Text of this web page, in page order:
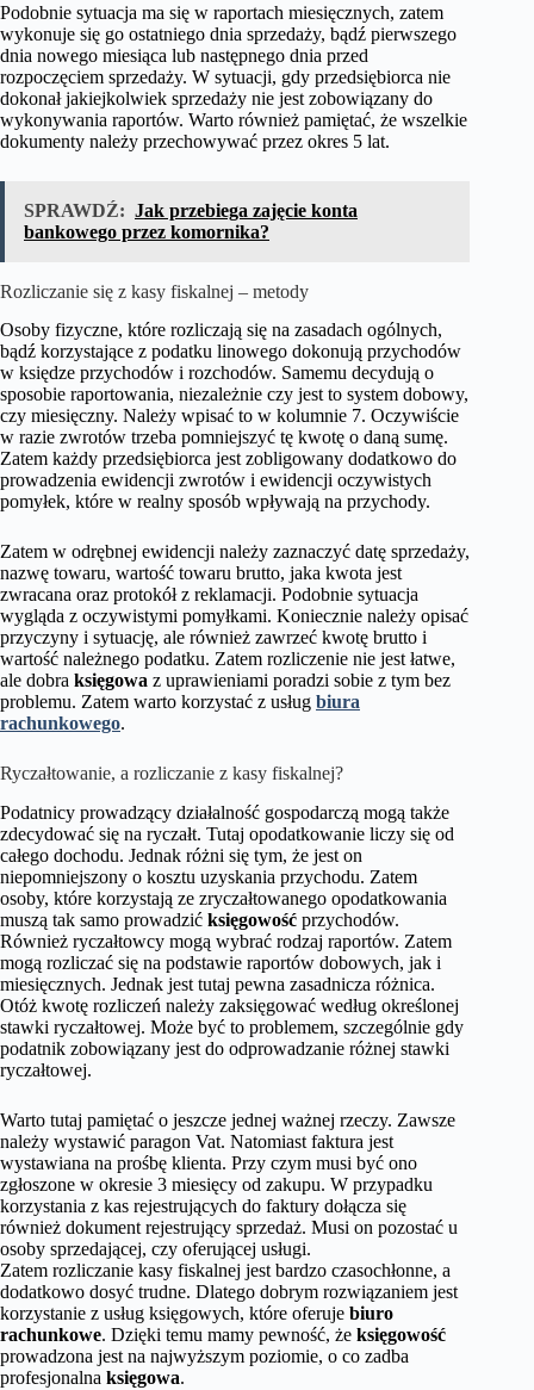
Podobnie sytuacja ma się w raportach miesięcznych, zatem
wykonuje się go ostatniego dnia sprzedaży, bądź pierwszego
dnia nowego miesiąca lub następnego dnia przed
rozpoczęciem sprzedaży. W sytuacji, gdy przedsiębiorca nie
dokonał jakiejkolwiek sprzedaży nie jest zobowiązany do
wykonywania raportów. Warto również pamiętać, że wszelkie
dokumenty należy przechowywać przez okres 5 lat.
SPRAWDŹ: Jak przebiega zajęcie konta
bankowego przez komornika?
Rozliczanie się z kasy fiskalnej – metody
Osoby fizyczne, które rozliczają się na zasadach ogólnych,
bądź korzystające z podatku linowego dokonują przychodów
w księdze przychodów i rozchodów. Samemu decydują o
sposobie raportowania, niezależnie czy jest to system dobowy,
czy miesięczny. Należy wpisać to w kolumnie 7. Oczywiście
w razie zwrotów trzeba pomniejszyć tę kwotę o daną sumę.
Zatem każdy przedsiębiorca jest zobligowany dodatkowo do
prowadzenia ewidencji zwrotów i ewidencji oczywistych
pomyłek, które w realny sposób wpływają na przychody.
Zatem w odrębnej ewidencji należy zaznaczyć datę sprzedaży,
nazwę towaru, wartość towaru brutto, jaka kwota jest
zwracana oraz protokół z reklamacji. Podobnie sytuacja
wygląda z oczywistymi pomyłkami. Koniecznie należy opisać
przyczyny i sytuację, ale również zawrzeć kwotę brutto i
wartość należnego podatku. Zatem rozliczenie nie jest łatwe,
ale dobra księgowa z uprawieniami poradzi sobie z tym bez
problemu. Zatem warto korzystać z usług biura
rachunkowego.
Ryczałtowanie, a rozliczanie z kasy fiskalnej?
Podatnicy prowadzący działalność gospodarczą mogą także
zdecydować się na ryczałt. Tutaj opodatkowanie liczy się od
całego dochodu. Jednak różni się tym, że jest on
niepomniejszony o kosztu uzyskania przychodu. Zatem
osoby, które korzystają ze zryczałtowanego opodatkowania
muszą tak samo prowadzić księgowość przychodów.
Również ryczałtowcy mogą wybrać rodzaj raportów. Zatem
mogą rozliczać się na podstawie raportów dobowych, jak i
miesięcznych. Jednak jest tutaj pewna zasadnicza różnica.
Otóż kwotę rozliczeń należy zaksięgować według określonej
stawki ryczałtowej. Może być to problemem, szczególnie gdy
podatnik zobowiązany jest do odprowadzanie różnej stawki
ryczałtowej.
Warto tutaj pamiętać o jeszcze jednej ważnej rzeczy. Zawsze
należy wystawić paragon Vat. Natomiast faktura jest
wystawiana na prośbę klienta. Przy czym musi być ono
zgłoszone w okresie 3 miesięcy od zakupu. W przypadku
korzystania z kas rejestrujących do faktury dołącza się
również dokument rejestrujący sprzedaż. Musi on pozostać u
osoby sprzedającej, czy oferującej usługi.
Zatem rozliczanie kasy fiskalnej jest bardzo czasochłonne, a
dodatkowo dosyć trudne. Dlatego dobrym rozwiązaniem jest
korzystanie z usług księgowych, które oferuje biuro
rachunkowe. Dzięki temu mamy pewność, że księgowość
prowadzona jest na najwyższym poziomie, o co zadba
profesjonalna księgowa.